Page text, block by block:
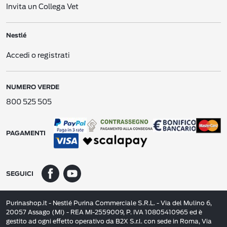
E-mail, testi e altri messaggi elettronici
Moduli di registrazione offline
Interazioni pubblicitarie
esempio, potremmo ricevere informazioni su una vostra possibile interazione
Dati creati da noi. Nel contesto delle nostre relazioni, potremmo creare alcuni
Dati Personali che si riferiscono a voi (ad esempio dati che si riferiscono ai vostri
acquisti ricavati dai nostri siti web).
di mercato (se il feedback non viene raccolto in forma anonima), aggregatori di
dati, partner di Nestlé nelle promozioni, fonti pubbliche e dati ricevuti a seguito
dell’acquisizione di altre Società.
A seconda di come interagite conNestlé(online, offline, per telefono, ecc.),
raccogliamo diversi tipi di dati che vi riguardano, come qui di seguito descritto.
Invita un Collega Vet
Nestlé
Accedi o registrati
NUMERO VERDE
800 525 505
PAGAMENTI
SEGUICI
Purinashop.it - Nestlé Purina Commerciale S.R.L. - Via del Mulino 6,
20057 Assago (MI) - REA MI-2559009, P. IVA 10805410965 ed è
gestito ad ogni effetto operativo da B2X S.r.l. con sede in Roma, Via